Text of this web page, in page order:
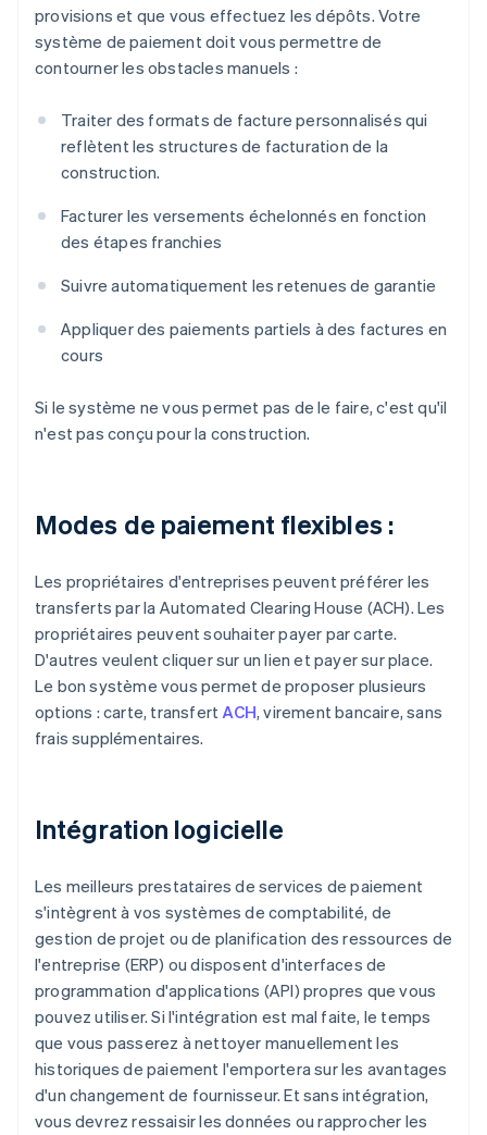
provisions et que vous effectuez les dépôts. Votre
système de paiement doit vous permettre de
contourner les obstacles manuels :
Traiter des formats de facture personnalisés qui
reflètent les structures de facturation de la
construction.
Facturer les versements échelonnés en fonction
des étapes franchies
Suivre automatiquement les retenues de garantie
Appliquer des paiements partiels à des factures en
cours
Si le système ne vous permet pas de le faire, c'est qu'il
n'est pas conçu pour la construction.
Modes de paiement flexibles :
Les propriétaires d'entreprises peuvent préférer les
transferts par la Automated Clearing House (ACH). Les
propriétaires peuvent souhaiter payer par carte.
D'autres veulent cliquer sur un lien et payer sur place.
Le bon système vous permet de proposer plusieurs
options : carte, transfertACH, virement bancaire, sans
frais supplémentaires.
Intégration logicielle
Les meilleurs prestataires de services de paiement
s'intègrent à vos systèmes de comptabilité, de
gestion de projet ou de planification des ressources de
l'entreprise (ERP) ou disposent d'interfaces de
programmation d'applications (API) propres que vous
pouvez utiliser. Si l'intégration est mal faite, le temps
que vous passerez à nettoyer manuellement les
historiques de paiement l'emportera sur les avantages
d'un changement de fournisseur. Et sans intégration,
vous devrez ressaisir les données ou rapprocher les